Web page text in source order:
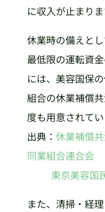
に収入が止まりま
休業時の備えと
最低限の運転資
には、美容国保
組合の休業補償
度も用意されてい
出典： 休業補償
同業組合連合会
東京美容国
また、清掃・経